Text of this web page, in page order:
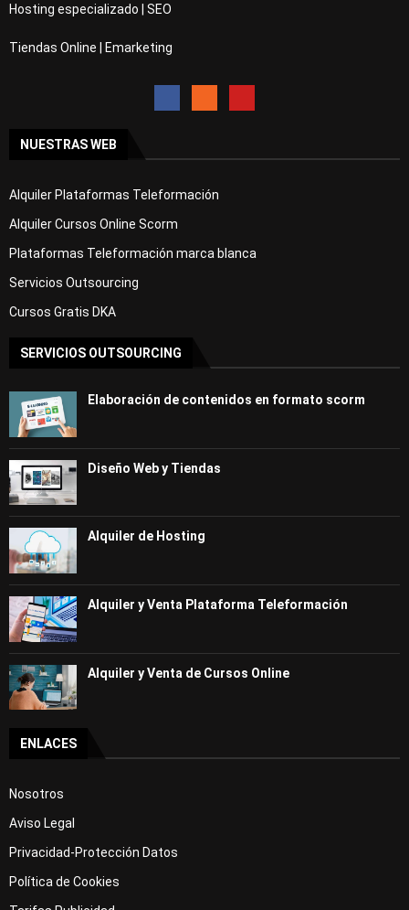
Hosting especializado | SEO
Tiendas Online | Emarketing
NUESTRAS WEB
Alquiler Plataformas Teleformación
Alquiler Cursos Online Scorm
Plataformas Teleformación marca blanca
Servicios Outsourcing
Cursos Gratis DKA
SERVICIOS OUTSOURCING
Elaboración de contenidos en formato scorm
Diseño Web y Tiendas
Alquiler de Hosting
Alquiler y Venta Plataforma Teleformación
Alquiler y Venta de Cursos Online
ENLACES
Nosotros
Aviso Legal
Privacidad-Protección Datos
Política de Cookies